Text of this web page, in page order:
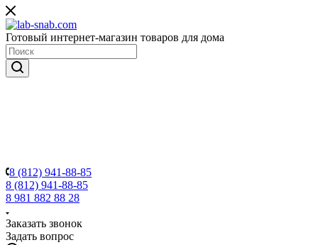
Готовый интернет-магазин товаров для дома
8 (812) 941-88-85
8 (812) 941-88-85
8 981 882 88 28
Заказать звонок
Задать вопрос